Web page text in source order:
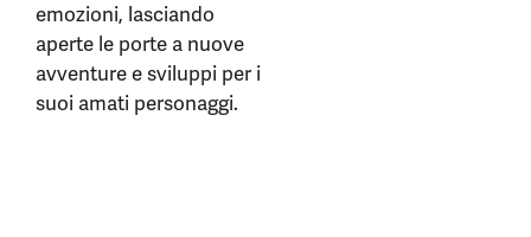
emozioni, lasciando
aperte le porte a nuove
avventure e sviluppi per i
suoi amati personaggi.